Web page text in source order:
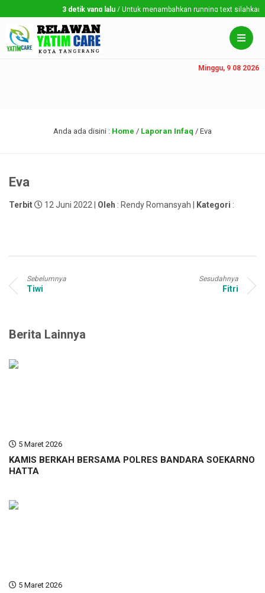
3 detik yang lalu / Untuk menambahkan running text silahkan ke
Minggu, 9 08 2026
Anda ada disini : Home / Laporan Infaq / Eva
Eva
Terbit 12 Juni 2022 | Oleh : Rendy Romansyah | Kategori :
Sebelumnya
Tiwi
Sesudahnya
Fitri
Berita Lainnya
5 Maret 2026
KAMIS BERKAH BERSAMA POLRES BANDARA SOEKARNO
HATTA
5 Maret 2026